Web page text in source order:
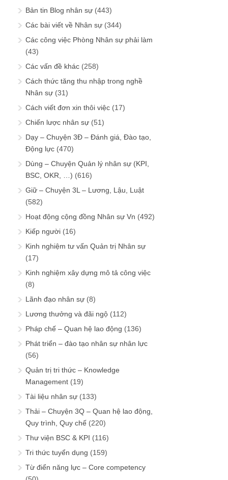
Bản tin Blog nhân sự (443)
Các bài viết về Nhân sự (344)
Các công việc Phòng Nhân sự phải làm
(43)
Các vấn đề khác (258)
Cách thức tăng thu nhập trong nghề
Nhân sự (31)
Cách viết đơn xin thôi việc (17)
Chiến lược nhân sự (51)
Dạy – Chuyện 3Đ – Đánh giá, Đào tạo,
Động lực (470)
Dùng – Chuyện Quản lý nhân sự (KPI,
BSC, OKR, …) (616)
Giữ – Chuyện 3L – Lương, Lậu, Luật
(582)
Hoạt động cộng đồng Nhân sự Vn (492)
Kiếp người (16)
Kinh nghiệm tư vấn Quản trị Nhân sự
(17)
Kinh nghiệm xây dựng mô tả công việc
(8)
Lãnh đạo nhân sự (8)
Lương thưởng và đãi ngộ (112)
Pháp chế – Quan hệ lao động (136)
Phát triển – đào tạo nhân sự nhân lực
(56)
Quản trị tri thức – Knowledge
Management (19)
Tài liệu nhân sự (133)
Thải – Chuyện 3Q – Quan hệ lao động,
Quy trình, Quy chế (220)
Thư viện BSC & KPI (116)
Tri thức tuyển dụng (159)
Từ điển năng lực – Core competency